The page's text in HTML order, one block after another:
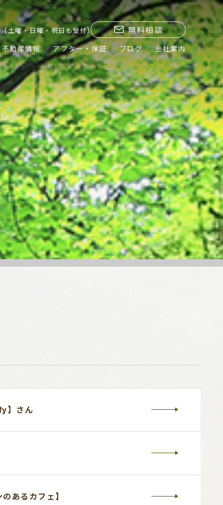
(土曜・日曜・祝日も受付) 無料相談
不動産情報 アフター・保証 ブログ 会社案内
】さん
あるカフェ】